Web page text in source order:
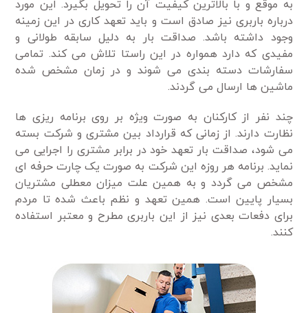
به موقع و با بالاترین کیفیت آن را تحویل بگیرد. این مورد
درباره باربری نیز صادق است و باید تعهد کاری در این زمینه
وجود داشته باشد. صداقت بار به دلیل سابقه طولانی و
مفیدی که دارد همواره در این راستا تلاش می کند. تمامی
سفارشات دسته بندی می شوند و در زمان مشخص شده
ماشین ها ارسال می گردند.
چند نفر از کارکنان به صورت ویژه بر روی برنامه ریزی ها
نظارت دارند. از زمانی که قرارداد بین مشتری و شرکت بسته
می شود، صداقت بار تعهد خود در برابر مشتری را اجرایی می
نماید. برنامه هر روزه این شرکت به صورت یک چارت حرفه ای
مشخص می گردد و به همین علت میزان معطلی مشتریان
بسیار پایین است. همین تعهد و نظم باعث شده تا مردم
برای دفعات بعدی نیز از این باربری مطرح و معتبر استفاده
کنند.